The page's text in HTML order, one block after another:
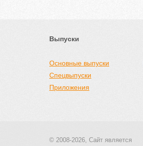
Выпуски
Основные выпуски
Спецвыпуски
Приложения
© 2008-2026, Сайт является